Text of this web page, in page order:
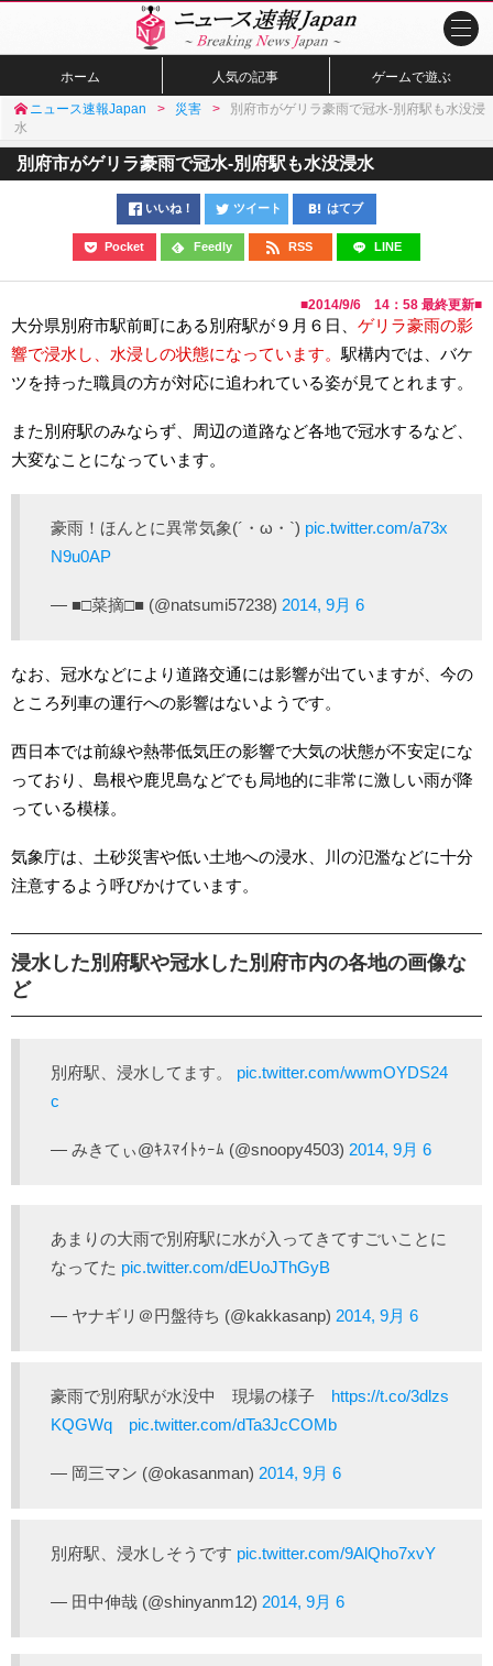
ホーム 人気の記事 ゲームで遊ぶ
ニュース速報Japan 災害
別府市がゲリラ豪雨で冠水-別府駅も水没浸
水
別府市がゲリラ豪雨で冠水-別府駅も水没浸水
いいね！ ツイート はてブ
Pocket Feedly RSS LINE
■2014/9/6 14：58 最終更新■
大分県別府市駅前町にある別府駅が９月６日、 ゲリラ豪雨の影
響で浸水し、水浸しの状態になっています。 駅構内では、バケ
ツを持った職員の方が対応に追われている姿が見てとれます。
また別府駅のみならず、周辺の道路など各地で冠水するなど、
大変なことになっています。
豪雨！ほんとに異常気象(´・ω・`) pic.twitter.com/a73x
N9u0AP
— ■□菜摘□■ (@natsumi57238) 2014, 9月 6
なお、冠水などにより道路交通には影響が出ていますが、今の
ところ列車の運行への影響はないようです。
西日本では前線や熱帯低気圧の影響で大気の状態が不安定にな
っており、島根や鹿児島などでも局地的に非常に激しい雨が降
っている模様。
気象庁は、土砂災害や低い土地への浸水、川の氾濫などに十分
注意するよう呼びかけています。
浸水した別府駅や冠水した別府市内の各地の画像な
ど
別府駅、浸水してます。 pic.twitter.com/wwmOYDS24
c
— みきてぃ@ｷｽﾏｲﾄｩｰﾑ (@snoopy4503) 2014, 9月 6
あまりの大雨で別府駅に水が入ってきてすごいことに
なってた pic.twitter.com/dEUoJThGyB
— ヤナギリ＠円盤待ち (@kakkasanp) 2014, 9月 6
豪雨で別府駅が水没中 現場の様子 https://t.co/3dlzs
KQGWq
pic.twitter.com/dTa3JcCOMb
— 岡三マン (@okasanman) 2014, 9月 6
別府駅、浸水しそうです pic.twitter.com/9AlQho7xvY
— 田中伸哉 (@shinyanm12) 2014, 9月 6